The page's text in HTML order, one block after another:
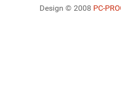
Design © 2008 PC-